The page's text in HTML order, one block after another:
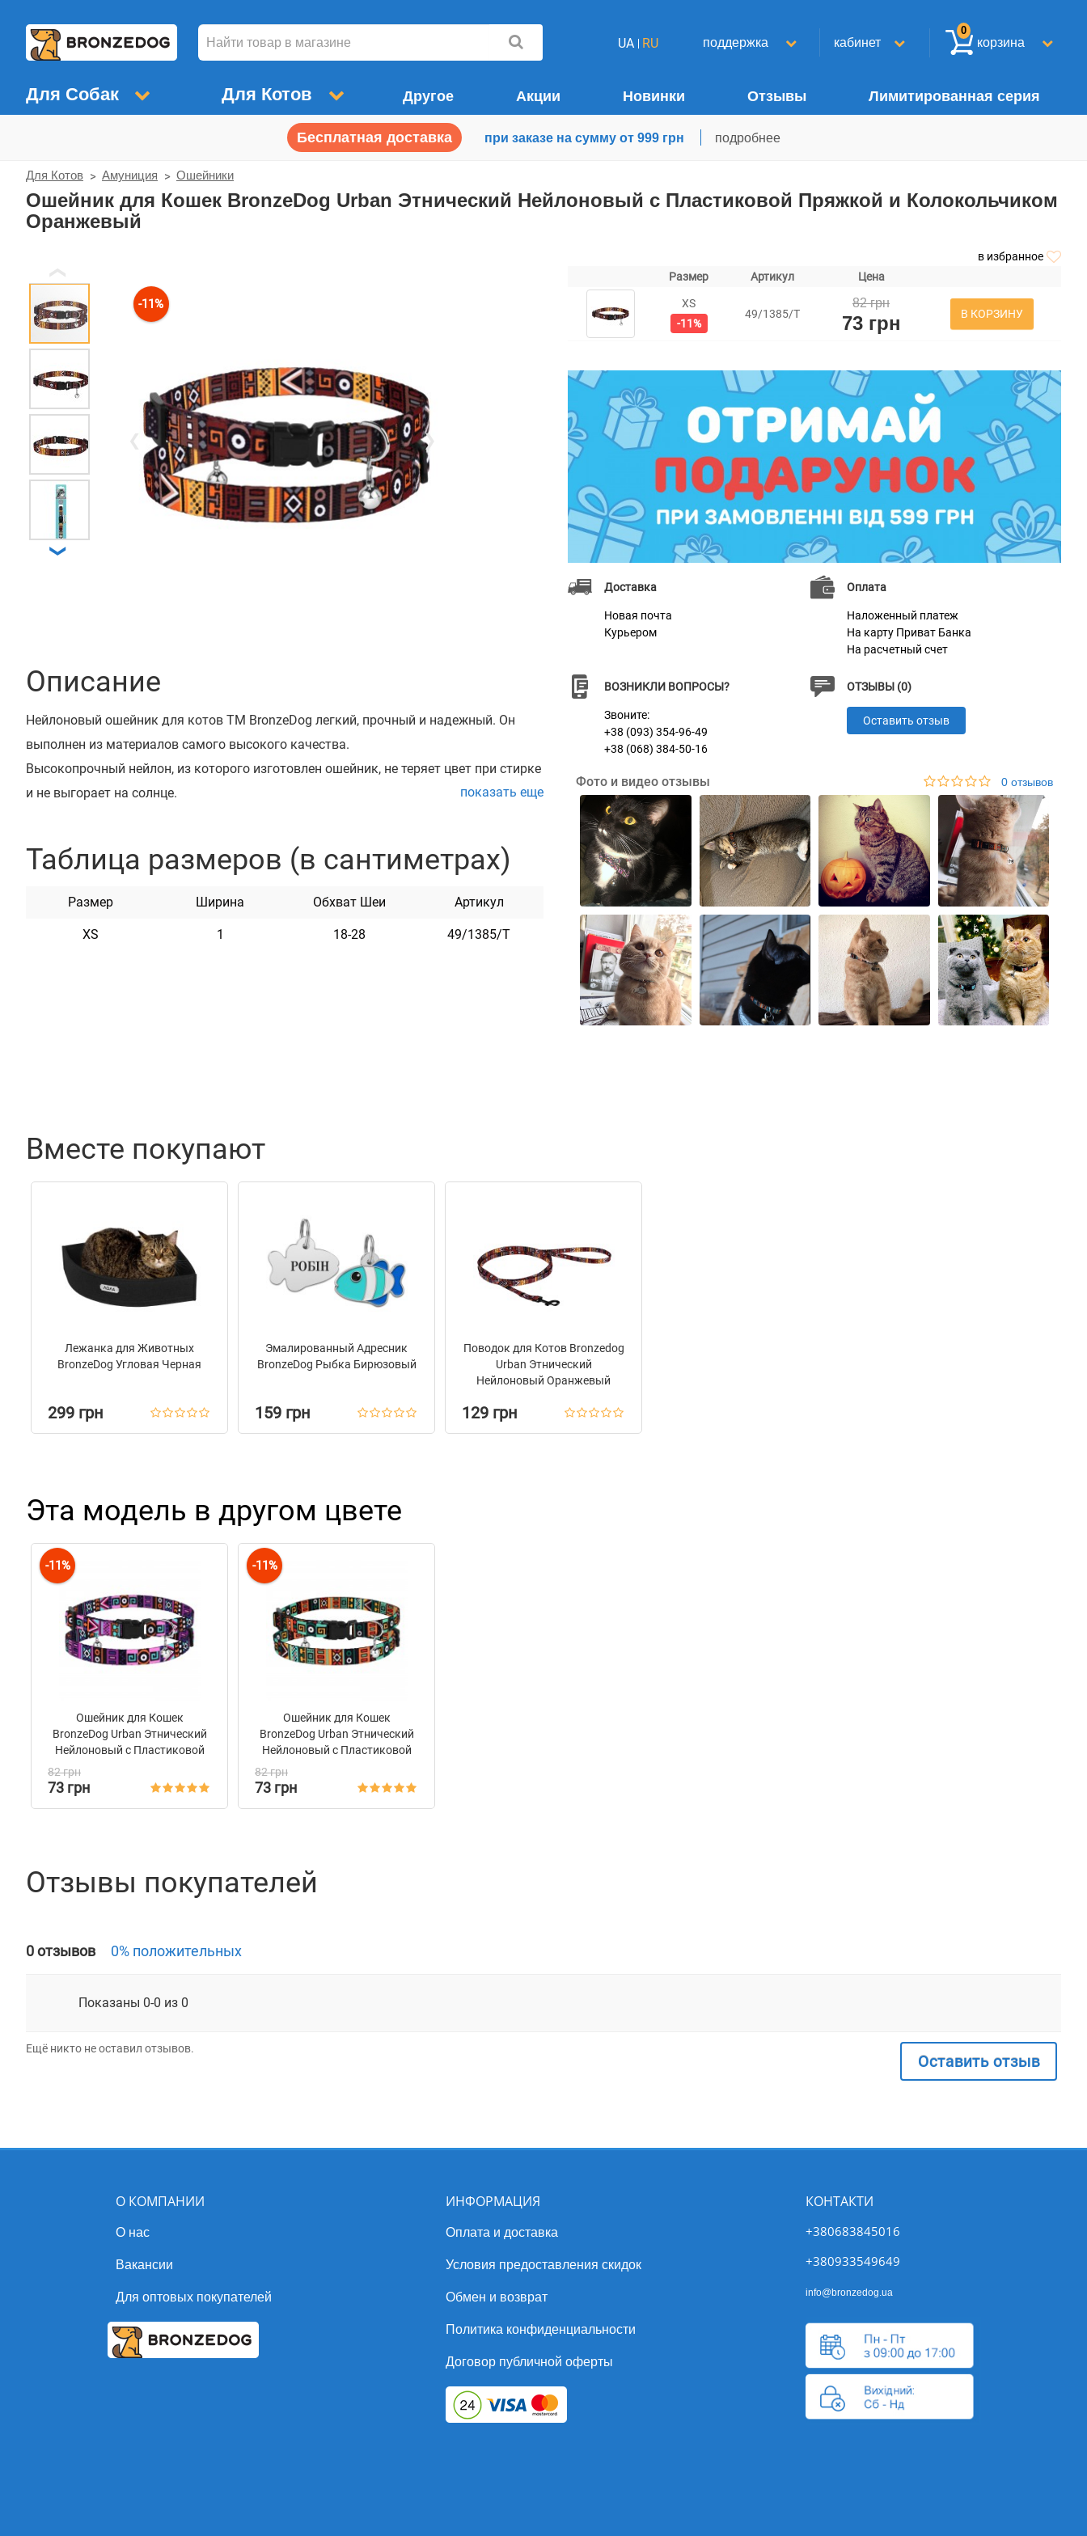
UA RU поддержка кабинет корзина
0
Для Собак Для Котов Другое Акции Новинки Отзывы Лимитированная серия
Бесплатная доставка при заказе на сумму от 999 грн подробнее
Для Котов Амуниция Ошейники
Ошейник для Кошек BronzeDog Urban Этнический Нейлоновый c Пластиковой Пряжкой и Колокольчиком
Оранжевый
в избранное
-11%
❯
❯
Описание
Нейлоновый ошейник для котов ТМ BronzeDog легкий, прочный и надежный. Он
выполнен из материалов самого высокого качества.
Высокопрочный нейлон, из которого изготовлен ошейник, не теряет цвет при стирке
и не выгорает на солнце.
Этот ошейник мягкий на ощупь, гибкий и не боится воды. Он практичен и
Доступен в разных расцветках.
показать еще
Таблица размеров (в сантиметрах)
Размер Ширина Обхват Шеи Артикул
XS 1 18-28 49/1385/Т
Размер Артикул Цена
XS
-11%
49/1385/Т
82 грн
73 грн В КОРЗИНУ
Доставка
Новая почта
Курьером
Оплата
Наложенный платеж
На карту Приват Банка
На расчетный счет
ВОЗНИКЛИ ВОПРОСЫ?
Звоните:
+38 (093) 354-96-49
+38 (068) 384-50-16
ОТЗЫВЫ (0)
Оставить отзыв
Фото и видео отзывы 0 отзывов
Вместе покупают
Лежанка для Животных
BronzeDog Угловая Черная
299 грн
Эмалированный Адресник
BronzeDog Рыбка Бирюзовый
159 грн
Поводок для Котов Bronzedog
Urban Этнический
Нейлоновый Оранжевый
129 грн
Эта модель в другом цвете
-11%
Ошейник для Кошек
BronzeDog Urban Этнический
Нейлоновый c Пластиковой
Пряжкой и Колокольчиком
Фиолетовый
82 грн
73 грн
-11%
Ошейник для Кошек
BronzeDog Urban Этнический
Нейлоновый c Пластиковой
Пряжкой и Колокольчиком
82 грн
73 грн
Отзывы покупателей
0 отзывов 0% положительных
Показаны 0-0 из 0
Ещё никто не оставил отзывов.
Оставить отзыв
О КОМПАНИИ
О нас
Вакансии
Для оптовых покупателей
ИНФОРМАЦИЯ
Оплата и доставка
Условия предоставления скидок
Обмен и возврат
Политика конфиденциальности
Договор публичной оферты
КОНТАКТИ
+380683845016
+380933549649
info@bronzedog.ua